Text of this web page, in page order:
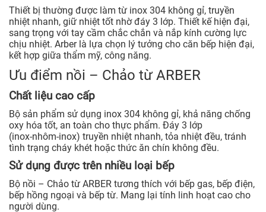
Thiết bị thường được làm từ inox 304 không gỉ, truyền
nhiệt nhanh, giữ nhiệt tốt nhờ đáy 3 lớp. Thiết kế hiện đại,
sang trọng với tay cầm chắc chắn và nắp kính cường lực
chịu nhiệt. Arber là lựa chọn lý tưởng cho căn bếp hiện đại,
kết hợp giữa thẩm mỹ, công năng.
Ưu điểm nồi – Chảo từ ARBER
Chất liệu cao cấp
Bộ sản phẩm sử dụng inox 304 không gỉ, khả năng chống
oxy hóa tốt, an toàn cho thực phẩm. Đáy 3 lớp
(inox‑nhôm‑inox) truyền nhiệt nhanh, tỏa nhiệt đều, tránh
tình trạng cháy khét hoặc thức ăn chín không đều.
Sử dụng được trên nhiều loại bếp
Bộ nồi – Chảo từ ARBER tương thích với bếp gas, bếp điện,
bếp hồng ngoại và bếp từ. Mang lại tính linh hoạt cao cho
người dùng.